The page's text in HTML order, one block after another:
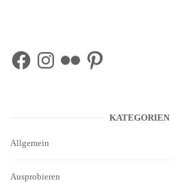
FacebookInstagram
Flickr Pinterest
KATEGORIEN
Allgemein
Ausprobieren